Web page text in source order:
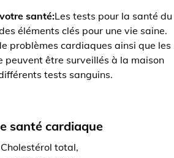
santé:Les tests pour la santé du
éléments clés pour une vie saine.
problèmes cardiaques ainsi que les
peuvent être surveillés à la maison
tests sanguins.
santé cardiaque
total,